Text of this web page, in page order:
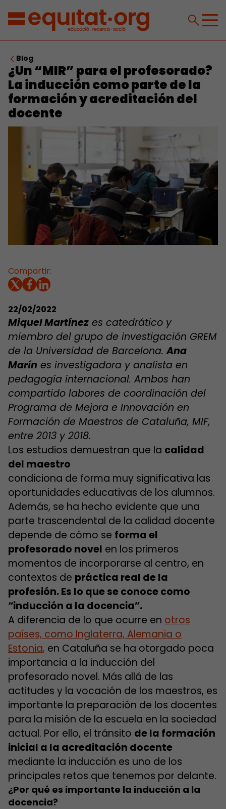
Blog
¿Un “MIR” para el profesorado?
La inducción como parte de la
formación y acreditación del
docente
Compartir:
22/02/2022
Miquel Martínez es catedrático y
miembro del grupo de investigación GREM
de la Universidad de Barcelona.Ana
Marín es investigadora y analista en
pedagogía internacional. Ambos han
compartido labores de coordinación del
Programa de Mejora e Innovación en
Formación de Maestros de Cataluña, MIF,
entre 2013 y 2018.
Los estudios demuestran que la calidad
del maestro
condiciona de forma muy significativa las
oportunidades educativas de los alumnos.
Además, se ha hecho evidente que una
parte trascendental de la calidad docente
depende de cómo se forma el
profesorado novel en los primeros
momentos de incorporarse al centro, en
contextos de práctica real de la
profesión. Es lo que se conoce como
“inducción a la docencia”.
A diferencia de lo que ocurre en otros
países, como Inglaterra, Alemania o
Estonia, en Cataluña se ha otorgado poca
importancia a la inducción del
profesorado novel. Más allá de las
actitudes y la vocación de los maestros, es
importante la preparación de los docentes
para la misión de la escuela en la sociedad
actual. Por ello, el tránsito de la formación
inicial a la acreditación docente
mediante la inducción es uno de los
principales retos que tenemos por delante.
¿Por qué es importante la inducción a la
docencia?